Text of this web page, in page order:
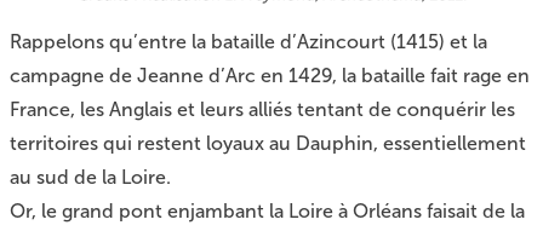
Rappelons qu’entre la bataille d’Azincourt (1415) et la
campagne de Jeanne d’Arc en 1429, la bataille fait rage en
France, les Anglais et leurs alliés tentant de conquérir les
territoires qui restent loyaux au Dauphin, essentiellement
au sud de la Loire.
Or, le grand pont enjambant la Loire à Orléans faisait de la